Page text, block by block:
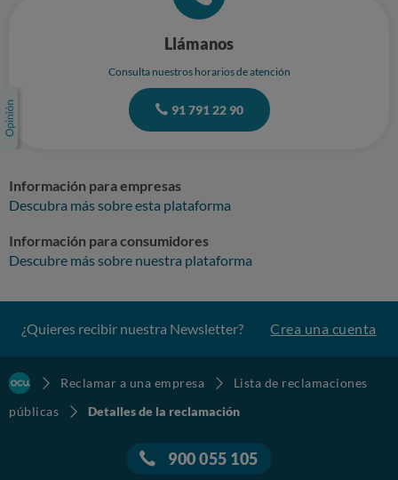
Llámanos
Consulta nuestros horarios de atención
91 791 22 90
Información para empresas
Descubra más sobre esta plataforma
Información para consumidores
Descubre más sobre nuestra plataforma
¿Quieres recibir nuestra Newsletter? Crea una cuenta
Reclamar a una empresa
Lista de reclamaciones
públicas
Detalles de la reclamación
900 055 105